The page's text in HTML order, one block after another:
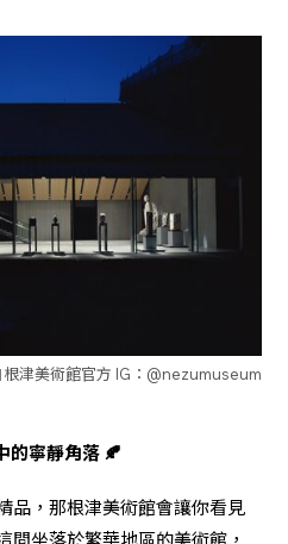
根津美術館官方 IG：@nezumuseum
的寧靜角落 🍂
品，那根津美術館會讓你看見